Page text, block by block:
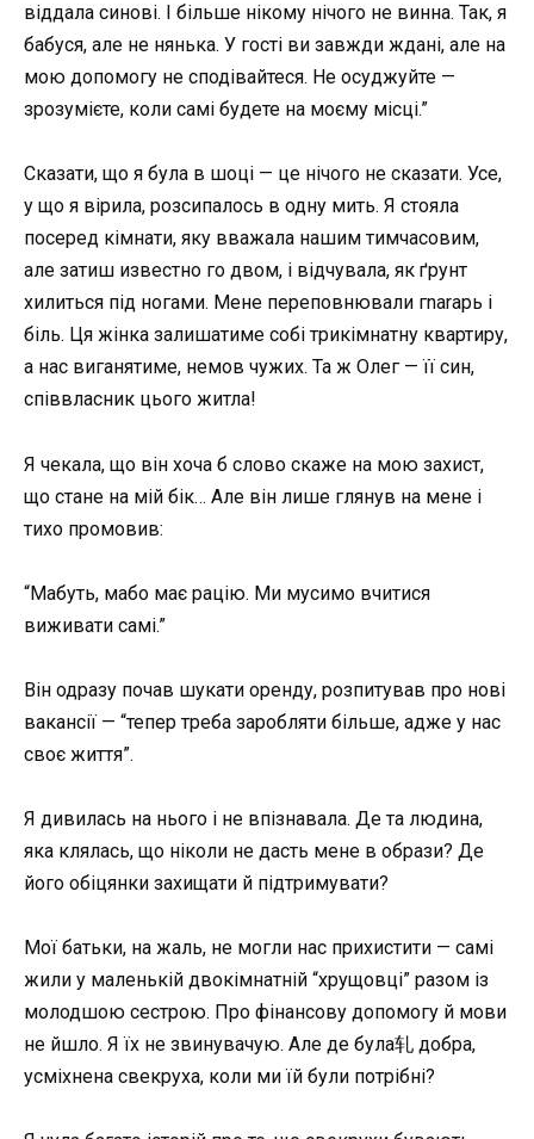
віддала синові. І більше нікому нічого не винна. Так, я
бабуся, але не нянька. У гості ви завжди ждані, але на
мою допомогу не сподівайтеся. Не осуджуйте —
зрозумієте, коли самі будете на моєму місці.”
Сказати, що я була в шоці — це нічого не сказати. Усе,
у що я вірила, розсипалось в одну мить. Я стояла
посеред кімнати, яку вважала нашим тимчасовим,
але затиш известно го двом, і відчувала, як ґрунт
хилиться під ногами. Мене переповнювали гnarарь і
біль. Ця жінка залишатиме собі трикімнатну квартиру,
а нас виганятиме, немов чужих. Та ж Олег — її син,
співвласник цього житла!
Я чекала, що він хоча б слово скаже на мою захист,
що стане на мій бік… Але він лише глянув на мене і
тихо промовив:
“Мабуть, мабо має рацію. Ми мусимо вчитися
виживати самі.”
Він одразу почав шукати оренду, розпитував про нові
вакансії — “тепер треба заробляти більше, адже у нас
своє життя”.
Я дивилась на нього і не впізнавала. Де та людина,
яка клялась, що ніколи не дасть мене в образи? Де
його обіцянки захищати й підтримувати?
Мої батьки, на жаль, не могли нас прихистити — самі
жили у маленькій двокімнатній “хрущовці” разом із
молодшою сестрою. Про фінансову допомогу й мови
не йшло. Я їх не звинувачую. Але де була轧 добра,
усміхнена свекруха, коли ми їй були потрібні?